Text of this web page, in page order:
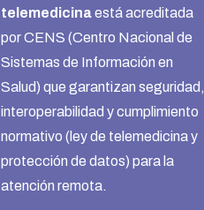
telemedicinaestá acreditada
por CENS (Centro Nacional de
Sistemas de Información en
Salud) que garantizan seguridad,
interoperabilidad y cumplimiento
normativo (ley de telemedicina y
protección de datos) para la
atención remota.